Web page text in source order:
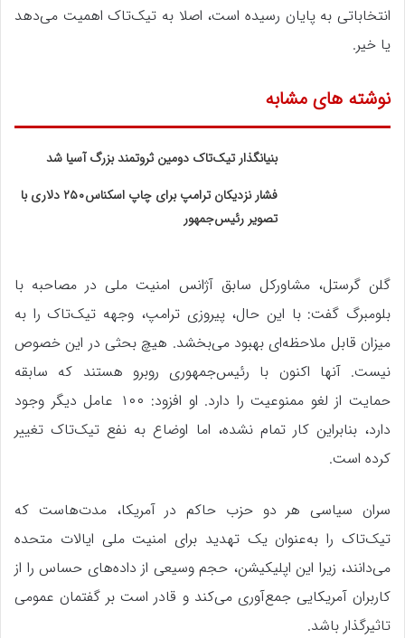
انتخاباتی به پایان رسیده است، اصلا به تیک‌تاک اهمیت می‌دهد
یا خیر.
نوشته های مشابه
بنیانگذار تیک‌تاک دومین ثروتمند بزرگ آسیا شد
فشار نزدیکان ترامپ برای چاپ اسکناس۲۵۰ دلاری با
تصویر رئیس‌جمهور
گلن گرستل، مشاورکل سابق آژانس امنیت ملی در مصاحبه با
بلومبرگ گفت: با این حال، پیروزی ترامپ، وجهه تیک‌تاک را به
میزان قابل ملاحظه‌ای بهبود می‌بخشد. هیچ بحثی در این خصوص
نیست. آنها اکنون با رئیس‌جمهوری روبرو هستند که سابقه
حمایت از لغو ممنوعیت را دارد. او افزود: ۱۰۰ عامل دیگر وجود
دارد، بنابراین کار تمام نشده، اما اوضاع به نفع تیک‌تاک تغییر
کرده است.
سران سیاسی هر دو حزب حاکم در آمریکا، مدت‌هاست که
تیک‌تاک را به‌عنوان یک تهدید برای امنیت ملی ایالات متحده
می‌دانند، زیرا این اپلیکیشن، حجم وسیعی از داده‌های حساس را از
کاربران آمریکایی جمع‌آوری می‌کند و قادر است بر گفتمان عمومی
تاثیرگذار باشد.